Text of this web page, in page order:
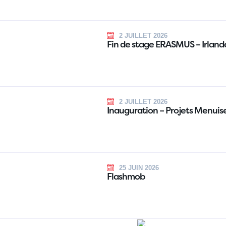
2 JUILLET 2026
Fin de stage ERASMUS –
2 JUILLET 2026
Inauguration – Projets
25 JUIN 2026
Flashmob